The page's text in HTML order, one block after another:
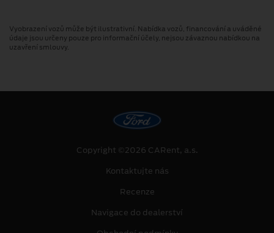
Vyobrazení vozů může být ilustrativní. Nabídka vozů, financování a uváděné
údaje jsou určeny pouze pro informační účely, nejsou závaznou nabídkou na
uzavření smlouvy.
Copyright ©2026 CARent, a.s.
Kontaktujte nás
Recenze
Navigace do dealerství